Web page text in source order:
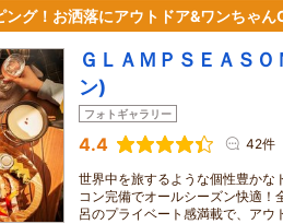
グ！お洒落にアウトドア&ワンちゃん
ＧＬＡＭＰＳＥＡＳ
ン)
フォトギャラリー
4.4 42件
世界中を旅するような個性豊かな
コン完備でオールシーズン快適！
呂のプライベート感満載で、アウ